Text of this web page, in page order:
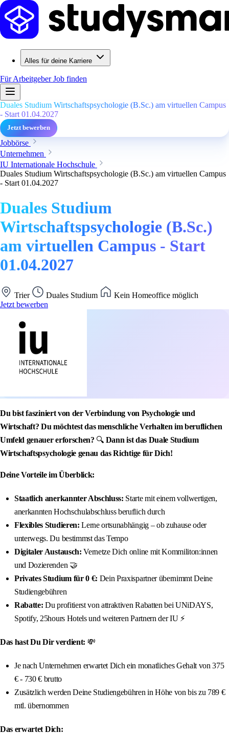
Alles für deine Karriere
Für ArbeitgeberJob finden
Duales Studium Wirtschaftspsychologie (B.Sc.) am virtuellen Campus
- Start 01.04.2027
Jetzt bewerben
Jobbörse
Unternehmen
IU Internationale Hochschule
Duales Studium Wirtschaftspsychologie (B.Sc.) am virtuellen Campus
- Start 01.04.2027
Duales Studium
Wirtschaftspsychologie (B.Sc.)
am virtuellen Campus - Start
01.04.2027
Trier Duales Studium
Kein Homeoffice möglich
Jetzt bewerben
Du bist fasziniert von der Verbindung von Psychologie und
Wirtschaft? Du möchtest das menschliche Verhalten im beruflichen
Umfeld genauer erforschen? 🔍 Dann ist das Duale Studium
Wirtschaftspsychologie genau das Richtige für Dich!
Deine Vorteile im Überblick:
Staatlich anerkannter Abschluss: Starte mit einem vollwertigen,
anerkannten Hochschulabschluss beruflich durch
Flexibles Studieren: Lerne ortsunabhängig – ob zuhause oder
unterwegs. Du bestimmst das Tempo
Digitaler Austausch: Vernetze Dich online mit Kommiliton:innen
und Dozierenden 🤝
Privates Studium für 0 €: Dein Praxispartner übernimmt Deine
Studiengebühren
Rabatte:Du profitierst von attraktiven Rabatten bei UNiDAYS,
Spotify, 25hours Hotels und weiteren Partnern der IU ⚡️
Das hast Du Dir verdient: 💸
Je nach Unternehmen erwartet Dich ein monatliches Gehalt von 375
€ - 730 € brutto
Zusätzlich werden Deine Studiengebühren in Höhe von bis zu 789 €
mtl. übernommen
Das erwartet Dich: